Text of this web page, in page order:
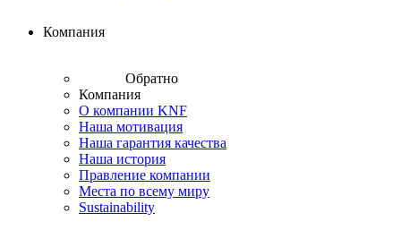
Компания
Обратно
Компания
О компании KNF
Наша мотивация
Наша гарантия качества
Наша история
Правление компании
Места по всему миру
Sustainability